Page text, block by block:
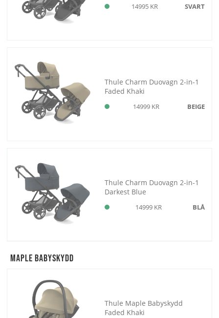
14995 KR SVART
Thule Charm Duovagn 2-in-1
Faded Khaki
14999 KR BEIGE
Thule Charm Duovagn 2-in-1
Darkest Blue
14999 KR BLÅ
Maple Babyskydd
Thule Maple Babyskydd
Faded Khaki